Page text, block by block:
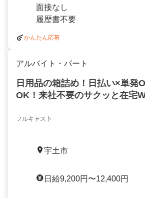
面接なし
履歴書不要
かんたん応募
アルバイト・パート
日用品の箱詰め！日払い×単発
OK！来社不要のサクッと在宅
フルキャス卜
宇土市
日給9,200円〜12,400円